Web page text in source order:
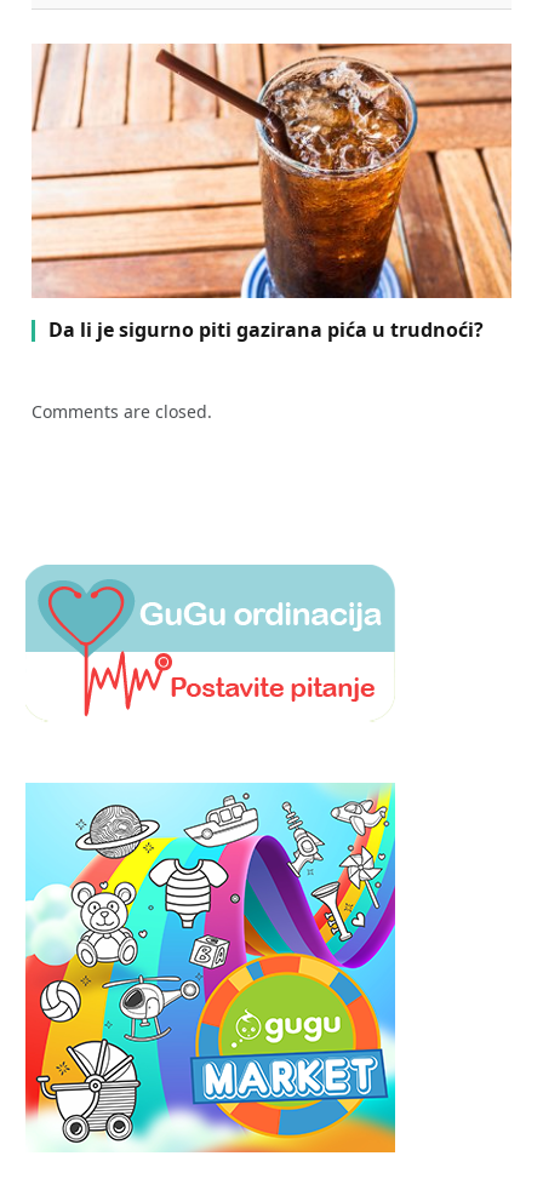
Da li je sigurno piti gazirana pića u trudnoći?
Comments are closed.